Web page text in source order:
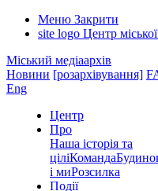
Меню Закрити
site logo Центр міської
Міський медіаархів
Новини [розархівування]
Eng
Центр
Про
Наша історія та
ціліКоманда
і миРозсилка
Події